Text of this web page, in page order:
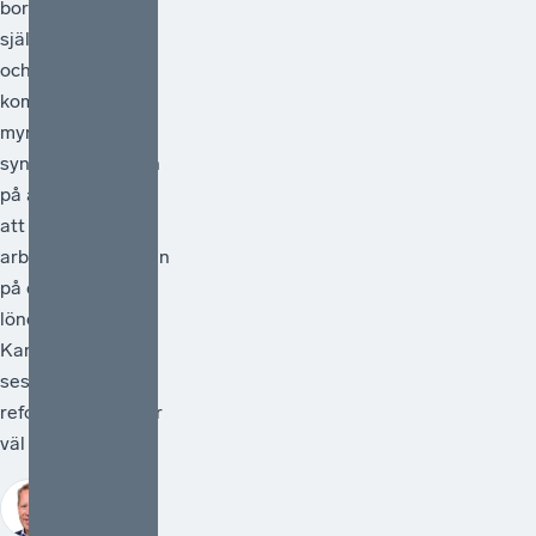
borde vara en
självklarhet. Från
och med 1 juli
kommer statliga
myndigheter
synliggöra skatten
på arbete genom
att redovisa
arbetsgivaravgiften
på de anställdas
lönebesked.
Kanske kan detta
ses som en liten
reform, men den är
väl så viktig.